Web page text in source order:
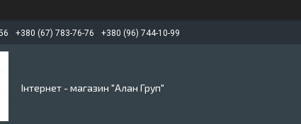
+380 (67) 783-76-76 +380 (96) 744-10-99
Інтернет - магазин "Алан Груп"